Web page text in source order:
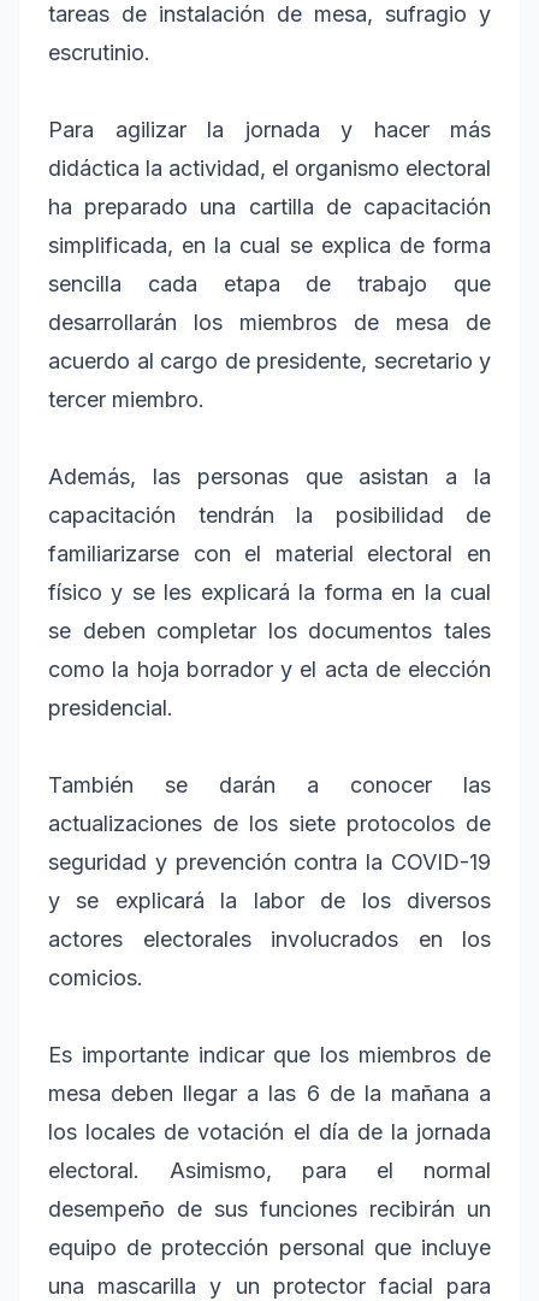
tareas de instalación de mesa, sufragio y
escrutinio.
Para agilizar la jornada y hacer más
didáctica la actividad, el organismo electoral
ha preparado una cartilla de capacitación
simplificada, en la cual se explica de forma
sencilla cada etapa de trabajo que
desarrollarán los miembros de mesa de
acuerdo al cargo de presidente, secretario y
tercer miembro.
Además, las personas que asistan a la
capacitación tendrán la posibilidad de
familiarizarse con el material electoral en
físico y se les explicará la forma en la cual
se deben completar los documentos tales
como la hoja borrador y el acta de elección
presidencial.
También se darán a conocer las
actualizaciones de los siete protocolos de
seguridad y prevención contra la COVID-19
y se explicará la labor de los diversos
actores electorales involucrados en los
comicios.
Es importante indicar que los miembros de
mesa deben llegar a las 6 de la mañana a
los locales de votación el día de la jornada
electoral. Asimismo, para el normal
desempeño de sus funciones recibirán un
equipo de protección personal que incluye
una mascarilla y un protector facial para